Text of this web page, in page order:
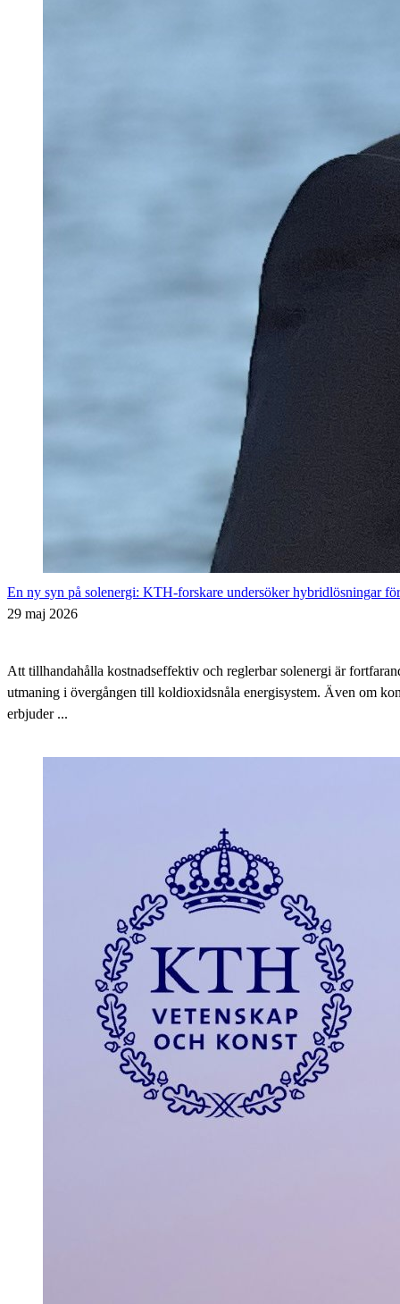
En ny syn på solenergi: KTH-forskare undersöker hybridlösningar
29 maj 2026
Att tillhandahålla kostnadseffektiv och reglerbar solenergi är
utmaning i övergången till koldioxidsnåla energisystem. Även om
erbjuder ...